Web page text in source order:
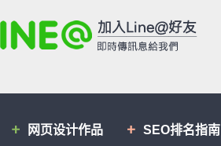
网页设计作品 SEO排名指南